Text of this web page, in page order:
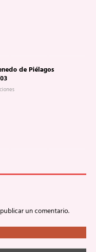
de Piélagos
un comentario.